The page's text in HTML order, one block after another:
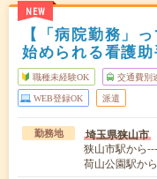
NEW
【「病院勤務」
始められる看護助
職種未経験OK 交通費別
WEB登録OK 派遣
勤務地 埼玉県狭山市
狭山市駅から
荷山公園駅か